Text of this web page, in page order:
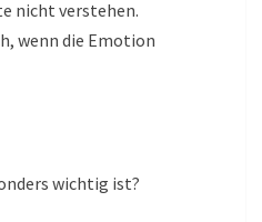
nicht verstehen.
wenn die Emotion
wichtig ist?